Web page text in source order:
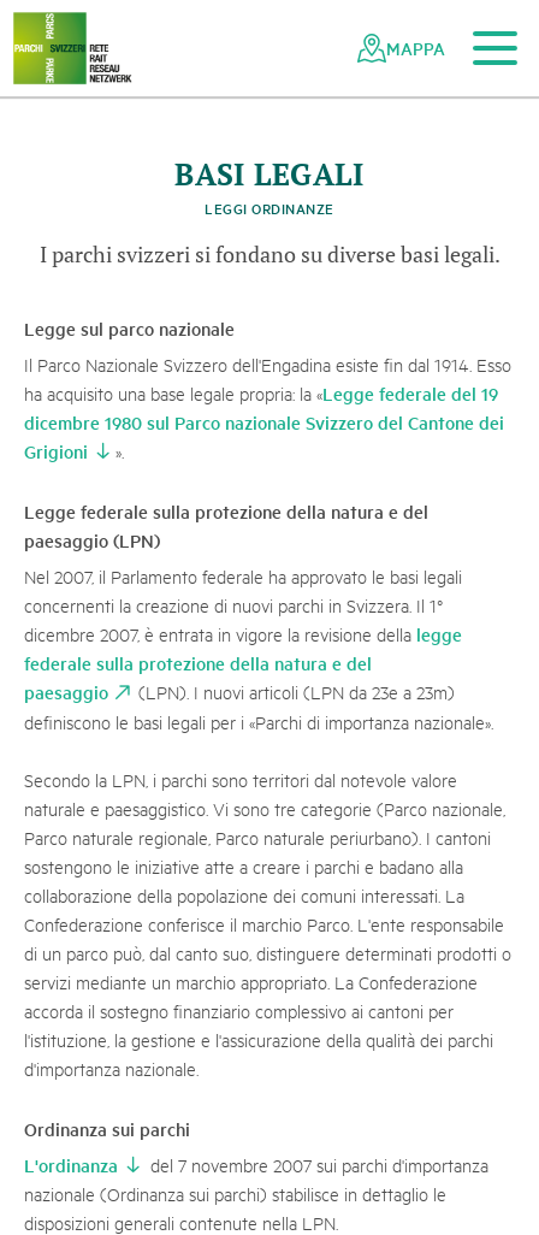
Navigazione
nella
rete
dei
Navigazione
rapida
Al contenuto principale
Alla navigazione mobile
Alla ricerca
Al piè di pagina
Alla mappa del sito
MAPPA
BASI LEGALI
LEGGI ORDINANZE
I parchi svizzeri si fondano su diverse basi legali.
Legge sul parco nazionale
Il Parco Nazionale Svizzero dell'Engadina esiste fin dal 1914. Esso
ha acquisito una base legale propria: la «Legge federale del 19
dicembre 1980 sul Parco nazionale Svizzero del Cantone dei
Grigioni
».
Legge federale sulla protezione della natura e del
paesaggio (LPN)
Nel 2007, il Parlamento federale ha approvato le basi legali
concernenti la creazione di nuovi parchi in Svizzera. Il 1°
dicembre 2007, è entrata in vigore la revisione della legge
federale sulla protezione della natura e del
paesaggio
(LPN). I nuovi articoli (LPN da 23e a 23m)
definiscono le basi legali per i «Parchi di importanza nazionale».
Secondo la LPN, i parchi sono territori dal notevole valore
naturale e paesaggistico. Vi sono tre categorie (Parco nazionale,
Parco naturale regionale, Parco naturale periurbano). I cantoni
sostengono le iniziative atte a creare i parchi e badano alla
collaborazione della popolazione dei comuni interessati. La
Confederazione conferisce il marchio Parco. L'ente responsabile
di un parco può, dal canto suo, distinguere determinati prodotti o
servizi mediante un marchio appropriato. La Confederazione
accorda il sostegno finanziario complessivo ai cantoni per
l'istituzione, la gestione e l'assicurazione della qualità dei parchi
d'importanza nazionale.
Ordinanza sui parchi
L'ordinanza
del 7 novembre 2007 sui parchi d'importanza
nazionale (Ordinanza sui parchi) stabilisce in dettaglio le
disposizioni generali contenute nella LPN.